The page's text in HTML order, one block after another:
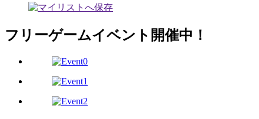
フリーゲームイベント開催中！